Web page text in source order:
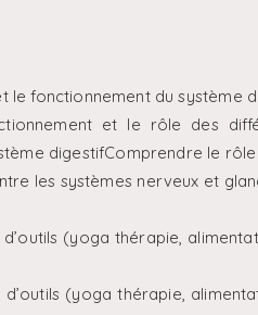
le fonctionnement du système
et le rôle des
digestifComprendre le
les systèmes nerveux et
(yoga thérapie,
(yoga thérapie,